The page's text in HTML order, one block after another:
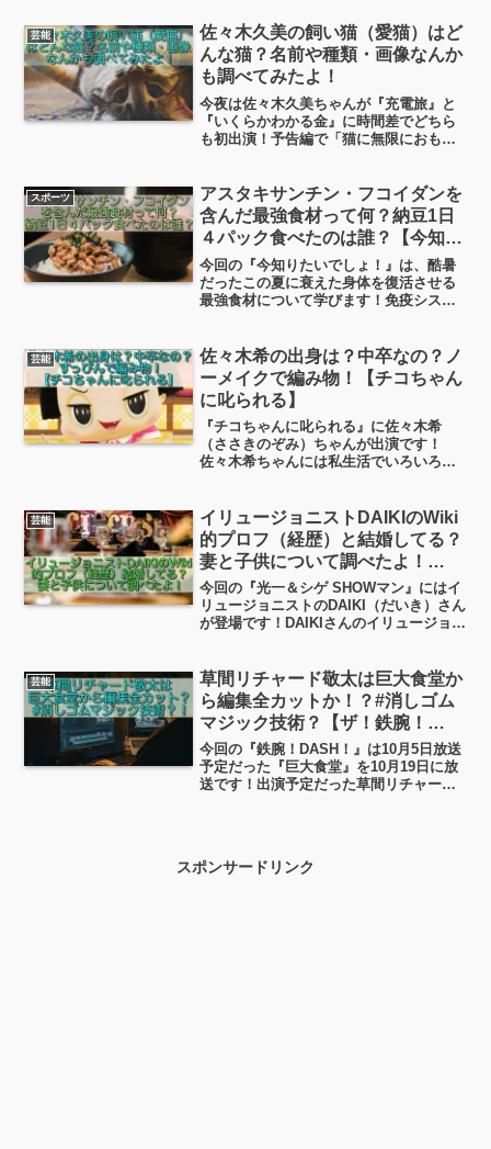
ちゃくちゃ悔しい」と投稿。そして7月5
日には、Noteで...
芸能
佐々木久美の飼い猫（愛猫）はど
んな猫？名前や種類・画像なんか
も調べてみたよ！
今夜は佐々木久美ちゃんが『充電旅』と
『いくらかわかる金』に時間差でどちら
も初出演！予告編で「猫に無限におもち
前や種類は？画像もあるのかな？と調べ
てまとめてみました！
スポーツ
アスタキサンチン・フコイダンを
含んだ最強食材って何？納豆1日
４パック食べたのは誰？【今知り
たいでしょ！】
今回の『今知りたいでしょ！』は、酷暑
だったこの夏に衰えた身体を復活させる
最強食材について学びます！免疫システ
まま届く納豆菌、そして眼・筋肉・肌・
血管の機能を回復させる最強栄養素、の3
種類の食材が紹介されます。
芸能
佐々木希の出身は？中卒なの？ノ
ーメイクで編み物！【チコちゃん
に叱られる】
『チコちゃんに叱られる』に佐々木希
（ささきのぞみ）ちゃんが出演です！
佐々木希ちゃんには私生活でいろいろと
をめぐるあの事件」が起きた時には、誰
しも【離婚】というワードが頭...
芸能
イリュージョニストDAIKIのWiki
的プロフ（経歴）と結婚してる？
妻と子供について調べたよ！
【SHOWマン】
今回の『光一＆シゲ SHOWマン』にはイ
リュージョニストのDAIKI（だいき）さん
が登場です！DAIKIさんのイリュージョン
たらDAIKIさんに変わっていたりして、も
う...
芸能
草間リチャード敬太は巨大食堂か
ら編集全カットか！？#消しゴム
マジック技術？【ザ！鉄腕！
DASH！】
今回の『鉄腕！DASH！』は10月5日放送
予定だった『巨大食堂』を10月19日に放
送です！出演予定だった草間リチャード
しゴムマジック」って簡単なんでしょう
スポンサードリンク